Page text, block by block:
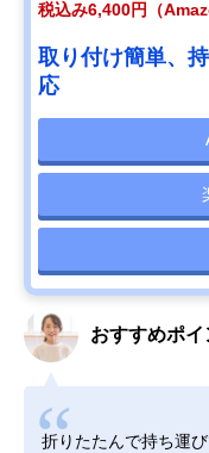
税込み6,400円（
取り付け簡単、
応
おすすめポイ
折りたたんで持ち運